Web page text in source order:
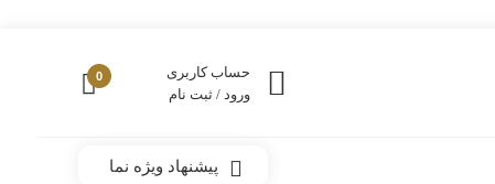
0
حساب کاربری
ورود / ثبت نام
پیشنهاد ویژه نما